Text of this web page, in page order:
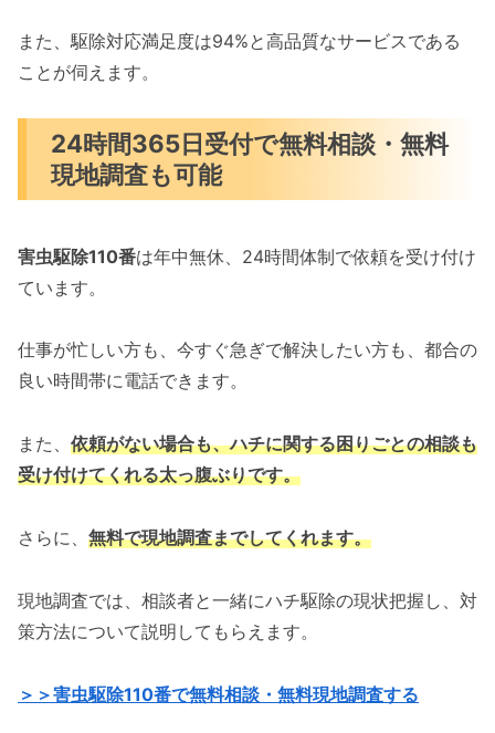
また、駆除対応満足度は94%と高品質なサービスである
ことが伺えます。
24時間365日受付で無料相談・無料
現地調査も可能
害虫駆除110番は年中無休、24時間体制で依頼を受け付け
ています。
仕事が忙しい方も、今すぐ急ぎで解決したい方も、都合の
良い時間帯に電話できます。
また、 依頼がない場合も、ハチに関する困りごとの相談も
受け付けてくれる太っ腹ぶりです。
さらに、 無料で現地調査までしてくれます。
現地調査では、相談者と一緒にハチ駆除の現状把握し、対
策方法について説明してもらえます。
＞＞害虫駆除110番で無料相談・無料現地調査する